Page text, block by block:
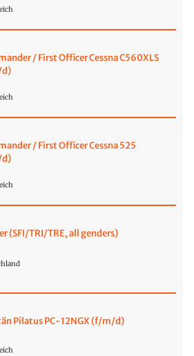
/ First Officer Cessna C560XLS
/ First Officer Cessna 525
(SFI/TRI/TRE, all genders)
Pilatus PC-12NGX (f/m/d)